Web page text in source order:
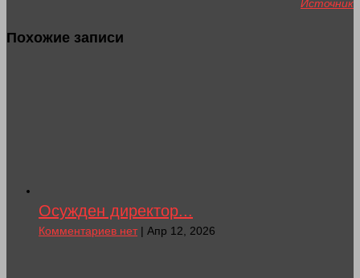
Источник
Похожие записи
Осужден директор...
Комментариев нет| Апр 12, 2026